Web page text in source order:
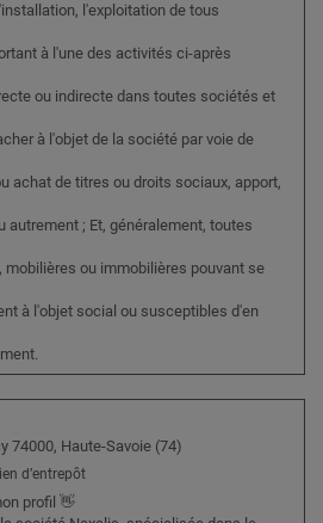
l'exploitation de tous
à l'une des activités ci-après
ou indirecte dans toutes sociétés et
à l'objet de la société par voie de
achat de titres ou droits sociaux, apport,
autrement ; Et, généralement, toutes
ou immobilières pouvant se
à l'objet social ou susceptibles d'en
74000, Haute-Savoie (74)
d’entrepôt
profil 👋